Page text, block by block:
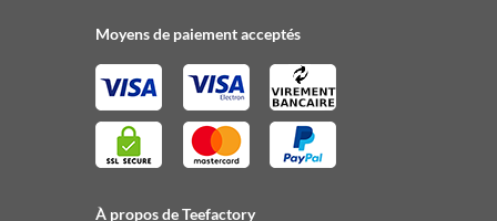
Moyens de paiement acceptés
À propos de Teefactory